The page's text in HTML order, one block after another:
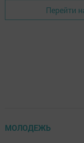
Перейти
МОЛОДЕЖЬ